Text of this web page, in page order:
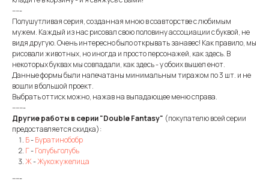
-----
Полушутливая серия, созданная мною в соавторстве с любимым
мужем. Каждый из нас рисовал свою половину ассоциации с буквой, не
видя другую. Очень интересно было открывать занавес! Как правило, мы
рисовали животных, но иногда и просто персонажей, как здесь. В
некоторых буквах мы совпадали, как здесь - у обоих вышел енот.
Данные формы были напечатаны минимальным тиражом по 3 шт. и не
вошли в большой проект.
Выбрать оттиск можно, нажав на выпадающее меню справа.
-------
Другие работы в серии "Double Fantasy" (покупателю всей серии
предоставляется скидка):
Б-Буратинобобр
Г-Голубьголубь
Ж-Жукожужелица
-----